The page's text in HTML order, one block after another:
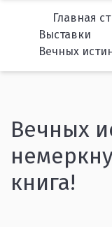
Главная
Выставки
Вечных
Вечных
книга!